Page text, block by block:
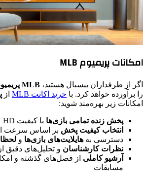
امکانات پریمیوم MLB
اگر از طرفداران بیسبال هستید، MLB پریمیوم
را برآورده خواهد کرد. با خرید اکانت MLB از
امکانات زیر بهره‌مند شوید:
پخش زنده تمامی بازی‌ها با کیفیت HD
انتخاب کیفیت پخش بر اساس سرعت
دسترسی به هایلایت‌های بازی‌ها و
نظرات کارشناسان و تحلیل‌های دقیق
آرشیو کاملی از فصل‌های گذشته و
مسابقات